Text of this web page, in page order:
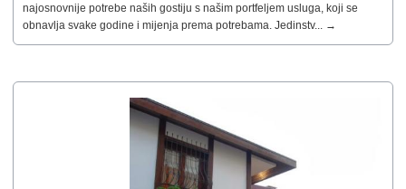
najosnovnije potrebe naših gostiju s našim portfeljem usluga, koji se
obnavlja svake godine i mijenja prema potrebama. Jedinstv... →